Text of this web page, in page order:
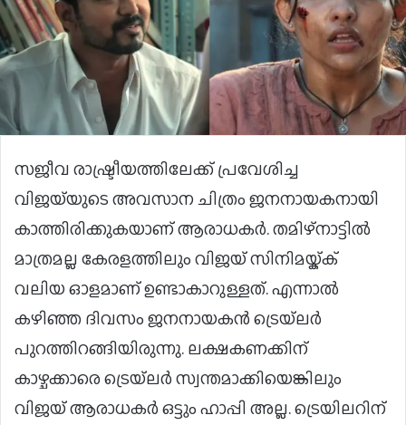
സജീവ രാഷ്ട്രീയത്തിലേക്ക് പ്രവേശിച്ച
വിജയ്‌യുടെ അവസാന ചിത്രം ജനനായകനായി
കാത്തിരിക്കുകയാണ് ആരാധകർ. തമിഴ്‌നാട്ടിൽ
മാത്രമല്ല കേരളത്തിലും വിജയ് സിനിമയ്ക്ക്
വലിയ ഓളമാണ് ഉണ്ടാകാറുള്ളത്. എന്നാൽ
കഴിഞ്ഞ ദിവസം ജനനായകൻ ട്രെയ്ലർ
പുറത്തിറങ്ങിയിരുന്നു. ലക്ഷകണക്കിന്
കാഴ്ചക്കാരെ ട്രെയ്ലർ സ്വന്തമാക്കിയെങ്കിലും
വിജയ് ആരാധകർ ഒട്ടും ഹാപ്പി അല്ല. ട്രെയിലറിന്